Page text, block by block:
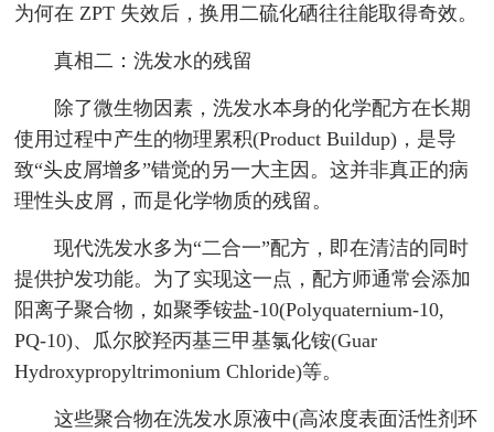
为何在 ZPT 失效后，换用二硫化硒往往能取得奇效。
真相二：洗发水的残留
除了微生物因素，洗发水本身的化学配方在长期
使用过程中产生的物理累积(Product Buildup)，是导
致“头皮屑增多”错觉的另一大主因。这并非真正的病
理性头皮屑，而是化学物质的残留。
现代洗发水多为“二合一”配方，即在清洁的同时
提供护发功能。为了实现这一点，配方师通常会添加
阳离子聚合物，如聚季铵盐-10(Polyquaternium-10,
PQ-10)、瓜尔胶羟丙基三甲基氯化铵(Guar
Hydroxypropyltrimonium Chloride)等。
这些聚合物在洗发水原液中(高浓度表面活性剂环